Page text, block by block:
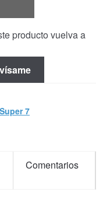
producto vuelva a
Super 7
Comentarios